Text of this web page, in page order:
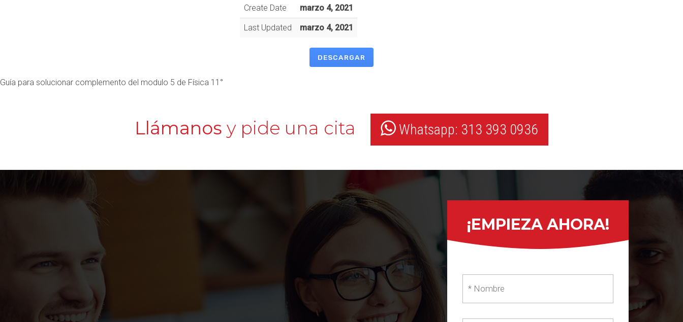
Create Date marzo 4, 2021
Last Updated marzo 4, 2021
DESCARGAR
Guía para solucionar complemento del modulo 5 de Física 11°
Llámanos y pide una cita Whatsapp: 313 393 0936
¡EMPIEZA AHORA!